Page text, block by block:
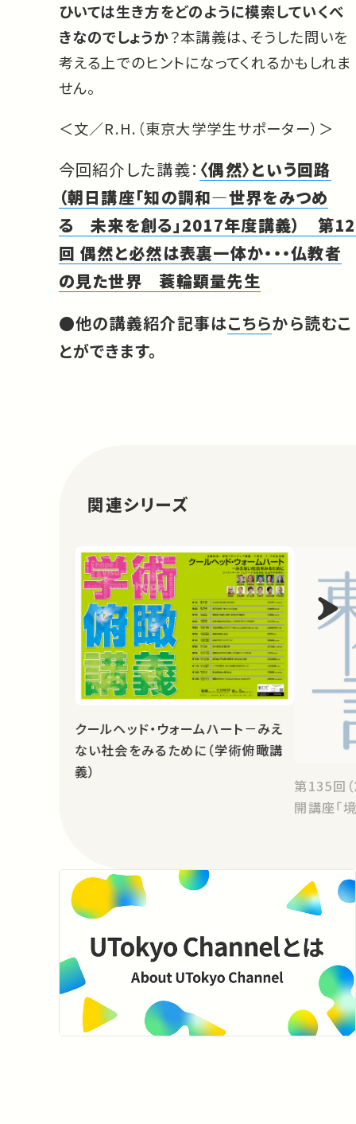
ひいては生き方をどのように模索していくべ
きなのでしょうか？本講義は、そうした問いを
考える上でのヒントになってくれるかもしれま
せん。
＜文／R.H.（東京大学学生サポーター）＞
今回紹介した講義： 〈偶然〉という回路
（朝日講座「知の調和―世界をみつめ
る 未来を創る」2017年度講義） 第12
回 偶然と必然は表裏一体か・・・仏教者
の見た世界 蓑輪顕量先生
●他の講義紹介記事はこちらから読むこ
とができます。
関連シリーズ
クールヘッド・ウォームハート－みえ
ない社会をみるために（学術俯瞰講
義）
第135回
開講座「